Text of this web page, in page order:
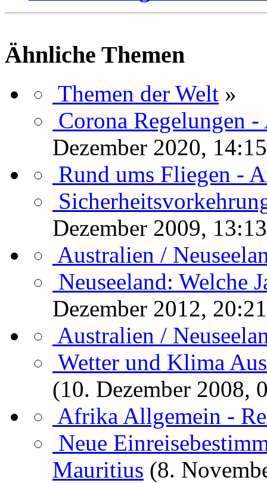
Ähnliche Themen
Themen der Welt »
Corona Regelungen
Dezember 2020,
Rund ums Fliegen -
Dezember 2009,
Australien /
Neuseeland: Welche
Dezember 2012,
Australien /
Wetter und Klima
(10. Dezember 2008,
Afrika Allgemein -
Neue
Mauritius (8.